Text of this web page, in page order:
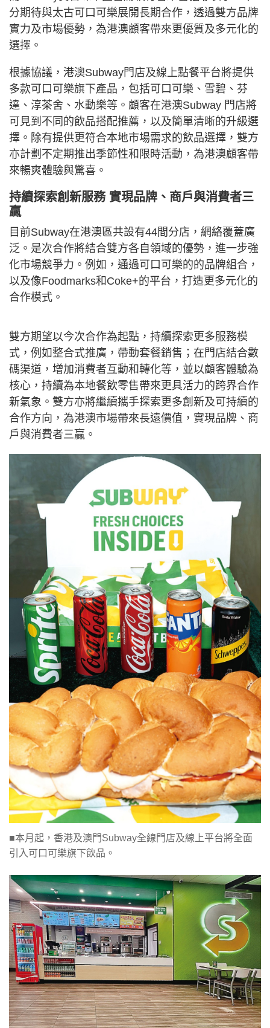
分期待與太古可口可樂展開長期合作，透過雙方品牌
實力及市場優勢，為港澳顧客帶來更優質及多元化的
選擇。
根據協議，港澳Subway門店及線上點餐平台將提供
多款可口可樂旗下產品，包括可口可樂、雪碧、芬
達、淳茶舍、水動樂等。顧客在港澳Subway 門店將
可見到不同的飲品搭配推薦，以及簡單清晰的升級選
擇。除有提供更符合本地市場需求的飲品選擇，雙方
亦計劃不定期推出季節性和限時活動，為港澳顧客帶
來暢爽體驗與驚喜。
持續探索創新服務 實現品牌、商戶與消費者三
贏
目前Subway在港澳區共設有44間分店，網絡覆蓋廣
泛。是次合作將結合雙方各自領域的優勢，進一步強
化市場競爭力。例如，通過可口可樂的的品牌組合，
以及像Foodmarks和Coke+的平台，打造更多元化的
合作模式。
雙方期望以今次合作為起點，持續探索更多服務模
式，例如整合式推廣，帶動套餐銷售；在門店結合數
碼渠道，增加消費者互動和轉化等，並以顧客體驗為
核心，持續為本地餐飲零售帶來更具活力的跨界合作
新氣象。雙方亦將繼續攜手探索更多創新及可持續的
合作方向，為港澳市場帶來長遠價值，實現品牌、商
戶與消費者三贏。
■本月起，香港及澳門Subway全線門店及線上平台將全面
引入可口可樂旗下飲品。